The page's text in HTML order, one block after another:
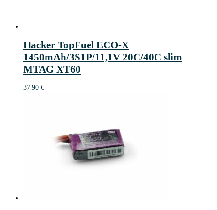
Hacker TopFuel ECO-X
1450mAh/3S1P/11,1V 20C/40C slim
MTAG XT60
37,90 €